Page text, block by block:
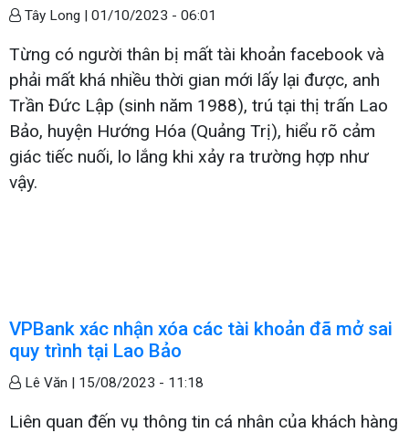
Tây Long | 01/10/2023 - 06:01
Từng có người thân bị mất tài khoản facebook và
phải mất khá nhiều thời gian mới lấy lại được, anh
Trần Đức Lập (sinh năm 1988), trú tại thị trấn Lao
Bảo, huyện Hướng Hóa (Quảng Trị), hiểu rõ cảm
giác tiếc nuối, lo lắng khi xảy ra trường hợp như
vậy.
VPBank xác nhận xóa các tài khoản đã mở sai
quy trình tại Lao Bảo
Lê Văn | 15/08/2023 - 11:18
Liên quan đến vụ thông tin cá nhân của khách hàng